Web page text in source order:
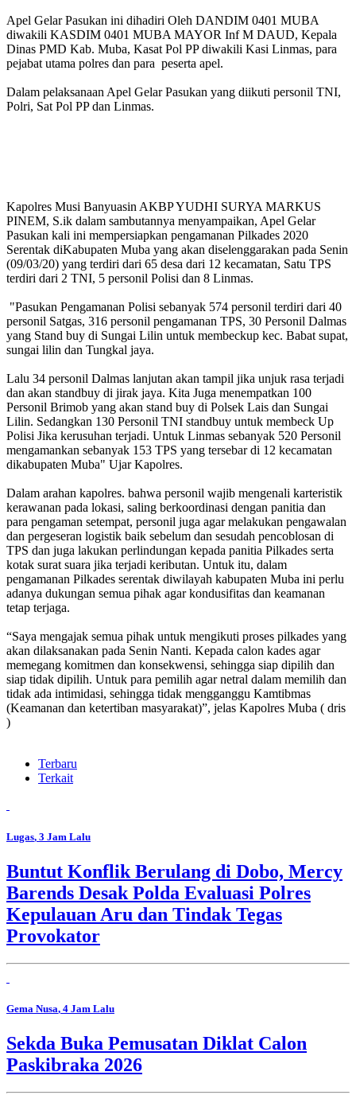
Apel Gelar Pasukan ini dihadiri Oleh DANDIM 0401 MUBA
diwakili KASDIM 0401 MUBA MAYOR Inf M DAUD, Kepala
Dinas PMD Kab. Muba, Kasat Pol PP diwakili Kasi Linmas, para
pejabat utama polres dan para peserta apel.
Dalam pelaksanaan Apel Gelar Pasukan yang diikuti personil TNI,
Polri, Sat Pol PP dan Linmas.
Kapolres Musi Banyuasin AKBP YUDHI SURYA MARKUS
PINEM, S.ik dalam sambutannya menyampaikan, Apel Gelar
Pasukan kali ini mempersiapkan pengamanan Pilkades 2020
Serentak diKabupaten Muba yang akan diselenggarakan pada Senin
(09/03/20) yang terdiri dari 65 desa dari 12 kecamatan, Satu TPS
terdiri dari 2 TNI, 5 personil Polisi dan 8 Linmas.
"Pasukan Pengamanan Polisi sebanyak 574 personil terdiri dari 40
personil Satgas, 316 personil pengamanan TPS, 30 Personil Dalmas
yang Stand buy di Sungai Lilin untuk membeckup kec. Babat supat,
sungai lilin dan Tungkal jaya.
Lalu 34 personil Dalmas lanjutan akan tampil jika unjuk rasa terjadi
dan akan standbuy di jirak jaya. Kita Juga menempatkan 100
Personil Brimob yang akan stand buy di Polsek Lais dan Sungai
Lilin. Sedangkan 130 Personil TNI standbuy untuk membeck Up
Polisi Jika kerusuhan terjadi. Untuk Linmas sebanyak 520 Personil
mengamankan sebanyak 153 TPS yang tersebar di 12 kecamatan
dikabupaten Muba" Ujar Kapolres.
Dalam arahan kapolres. bahwa personil wajib mengenali karteristik
kerawanan pada lokasi, saling berkoordinasi dengan panitia dan
para pengaman setempat, personil juga agar melakukan pengawalan
dan pergeseran logistik baik sebelum dan sesudah pencoblosan di
TPS dan juga lakukan perlindungan kepada panitia Pilkades serta
kotak surat suara jika terjadi keributan. Untuk itu, dalam
pengamanan Pilkades serentak diwilayah kabupaten Muba ini perlu
adanya dukungan semua pihak agar kondusifitas dan keamanan
tetap terjaga.
“Saya mengajak semua pihak untuk mengikuti proses pilkades yang
akan dilaksanakan pada Senin Nanti. Kepada calon kades agar
memegang komitmen dan konsekwensi, sehingga siap dipilih dan
siap tidak dipilih. Untuk para pemilih agar netral dalam memilih dan
tidak ada intimidasi, sehingga tidak mengganggu Kamtibmas
(Keamanan dan ketertiban masyarakat)”, jelas Kapolres Muba ( dris
)
Terbaru
Terkait
Lugas, 3 Jam Lalu
Buntut Konflik Berulang di Dobo, Mercy
Barends Desak Polda Evaluasi Polres
Kepulauan Aru dan Tindak Tegas
Provokator
Gema Nusa, 4 Jam Lalu
Sekda Buka Pemusatan Diklat Calon
Paskibraka 2026